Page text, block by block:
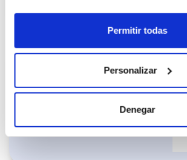
Permitir todas
Personalizar
Denegar
AUDI Q3 S line 35
(150CV) S tronic
473
incluido)